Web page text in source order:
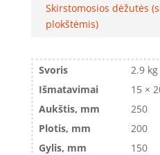
Skirstomosios dėžutės
plokštėmis)
Svoris
2.9 kg
Išmatavimai
15 ×
Aukštis, mm
250
Plotis, mm
200
Gylis, mm
150